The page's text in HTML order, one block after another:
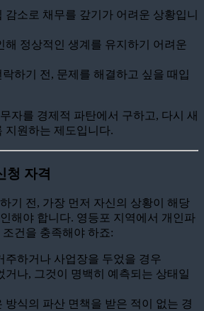
감소로 채무를 갚기가 어려운 상황입니
해 정상적인 생계를 유지하기 어려운
하기 전, 문제를 해결하고 싶을 때입
자를 경제적 파탄에서 구하고, 다시 새
지원하는 제도입니다.
청 자격
기 전, 가장 먼저 자신의 상황이 해당
해야 합니다. 영등포 지역에서 개인파
건을 충족해야 하죠:
주하거나 사업장을 두었을 경우
거나, 그것이 명백히 예측되는 상태일
방식의 파산 면책을 받은 적이 없는 경